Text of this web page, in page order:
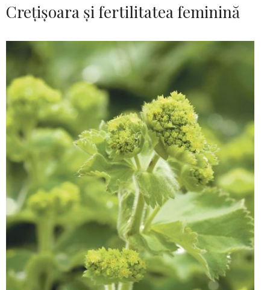
Crețișoara și fertilitatea feminină